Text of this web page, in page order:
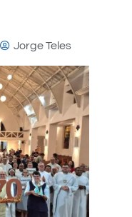
Jorge Teles